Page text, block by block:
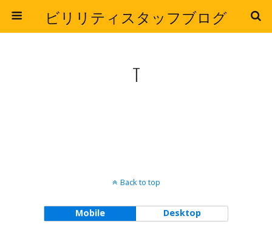
ビリリティスタッフブログ
T
Back to top
Mobile Desktop